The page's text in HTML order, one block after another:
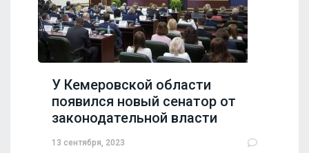
У Кемеровской области
появился новый сенатор от
законодательной власти
13 сентября, 2023